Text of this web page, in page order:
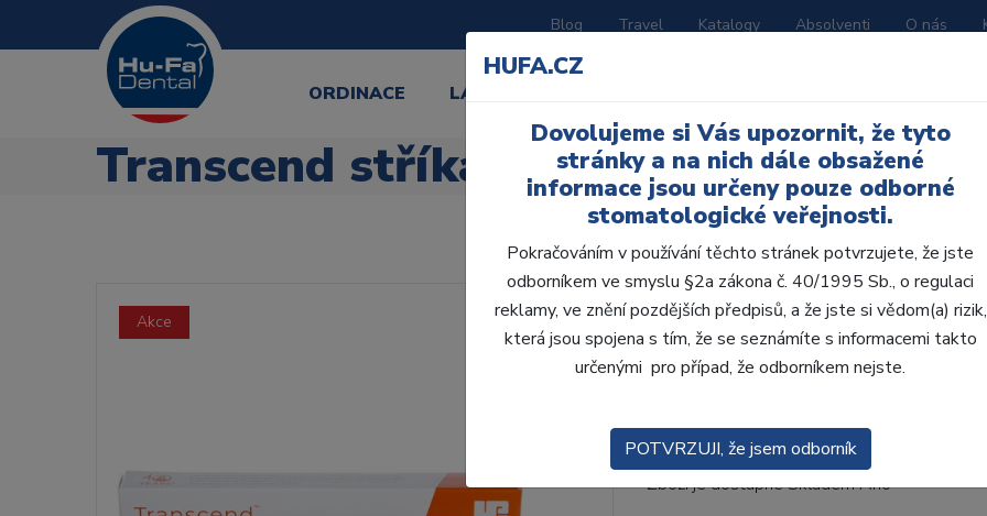
Blog Travel Katalogy Absolventi O nás
ORDINACE LABORATOŘ
Transcend stříkačka 4 g - EN
Akce
Transcend stříkačka 4
Výplně pouze s jedním odstínem Revoluční
kompozitu Transcend bylo navrženo
Kód produktu: 504731
Zboží je dostupnéSkladem Ano
HUFA.CZ
Dovolujeme si Vás upozornit, že tyto
stránky a na nich dále obsažené
informace jsou určeny pouze odborné
stomatologické veřejnosti.
Pokračováním v používání těchto stránek potvrzujete, že jste
odborníkem ve smyslu §2a zákona č. 40/1995 Sb., o regulaci
reklamy, ve znění pozdějších předpisů, a že jste si vědom(a) rizik,
která jsou spojena s tím, že se seznámíte s informacemi takto
určenými pro případ, že odborníkem nejste.
POTVRZUJI, že jsem odborník